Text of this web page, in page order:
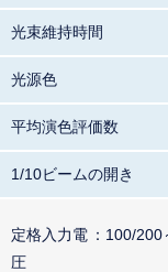
光束維持時間
光源色
平均演色評価数
1/10ビームの開き
定格入力電
圧
100/200